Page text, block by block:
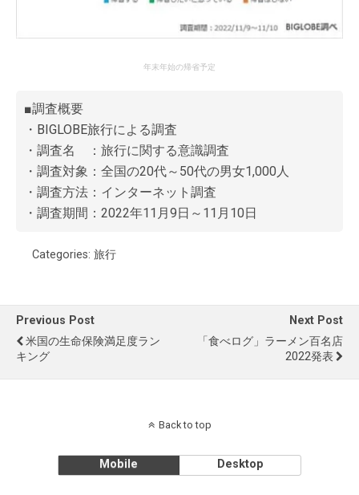
年末年始の帰省予定
■調査概要
・ BIGLOBE旅行による調査
・調査名 ：旅行に関する意識調査
・調査対象：全国の20代～50代の男女1,000人
・調査方法：インターネット調査
・調査期間：2022年11月9日～11月10日
Categories: 旅行
Previous Post
米国の生命保険満足度ラン
キング
Next Post
「食べログ」ラーメン百名店
2022発表
Back to top
Mobile Desktop